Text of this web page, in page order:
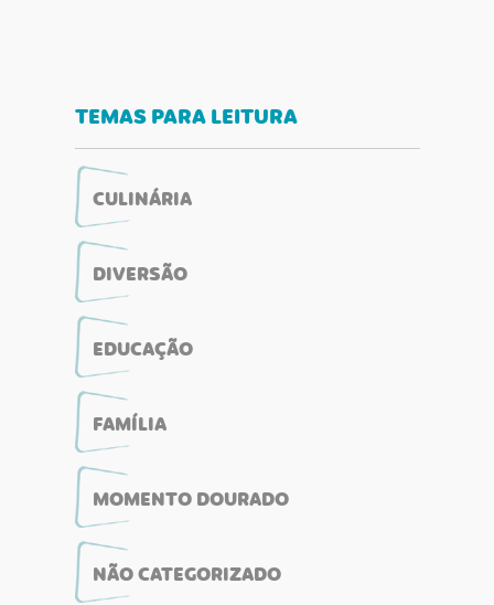
TEMAS PARA LEITURA
CULINÁRIA
DIVERSÃO
EDUCAÇÃO
FAMÍLIA
MOMENTO DOURADO
NÃO CATEGORIZADO